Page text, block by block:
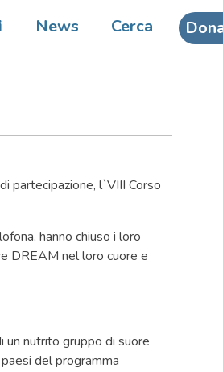
News Cerca
partecipazione, l`VIII Corso
hanno chiuso i loro
DREAM nel loro cuore e
un nutrito gruppo di suore
del programma